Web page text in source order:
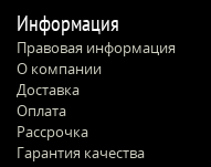
Информация
Правовая информация
О компании
Доставка
Оплата
Рассрочка
Гарантия качества